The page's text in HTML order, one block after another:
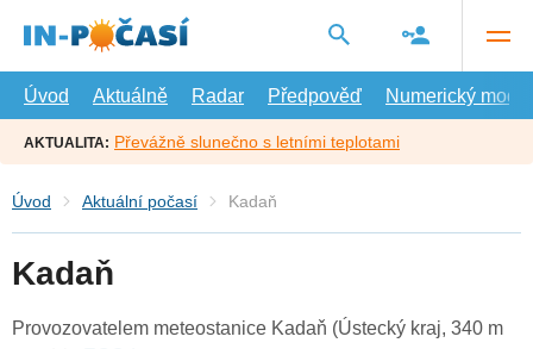
hlavní
Úvod
Aktuálně Radar Předpověď Numerický model
AKTUALITA: Převážně slunečno s letními teplotami
Úvod Aktuální počasí Kadaň
Kadaň
Provozovatelem meteostanice Kadaň (Ústecký kraj, 340 m